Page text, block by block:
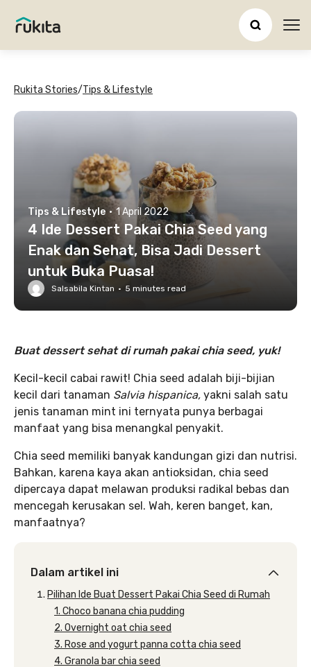
Rukita Stories/Tips & Lifestyle
Tips & Lifestyle · 1 April 2022
4 Ide Dessert Pakai Chia Seed yang
Enak dan Sehat, Bisa Jadi Dessert
untuk Buka Puasa!
Salsabila Kintan · 5 minutes read
Buat dessert sehat di rumah pakai chia seed, yuk!
Kecil-kecil cabai rawit! Chia seed adalah biji-bijian
kecil dari tanaman Salvia hispanica, yakni salah satu
jenis tanaman mint ini ternyata punya berbagai
manfaat yang bisa menangkal penyakit.
Chia seed memiliki banyak kandungan gizi dan nutrisi.
Bahkan, karena kaya akan antioksidan, chia seed
dipercaya dapat melawan produksi radikal bebas dan
mencegah kerusakan sel. Wah, keren banget, kan,
manfaatnya?
Dalam artikel ini
Pilihan Ide Buat Dessert Pakai Chia Seed di Rumah
1. Choco banana chia pudding
2. Overnight oat chia seed
3. Rose and yogurt panna cotta chia seed
4. Granola bar chia seed